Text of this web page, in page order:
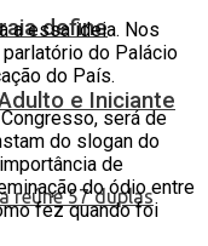
define
e Iniciante
a essa ideia. Nos
do Palácio
do País.
será de
do slogan do
de
do ódio entre
fez quando foi